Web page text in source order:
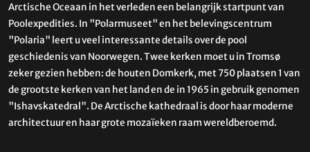
Arctische Oceaan in het verleden een belangrijk startpunt van
Poolexpedities. In "Polarmuseet" en het belevingscentrum
"Polaria" leert u veel interessante details over de pool
geschiedenis van Noorwegen. Twee kerken moet u in Tromsø
zeker gezien hebben: de houten Domkerk, met 750 plaatsen 1 van
de grootste kerken van het land en de in 1965 in gebruik genomen
"Ishavskatedral". De Arctische kathedraal is door haar moderne
architectuur en haar grote mozaïeken raam wereldberoemd.